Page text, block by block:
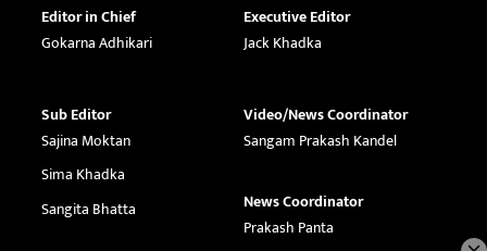
Editor in Chief
Gokarna Adhikari
Sub Editor
Sajina Moktan
Sima Khadka
Sangita Bhatta
Executive Editor
Jack Khadka
Video/News Coordinator
Sangam Prakash Kandel
News Coordinator
Prakash Panta